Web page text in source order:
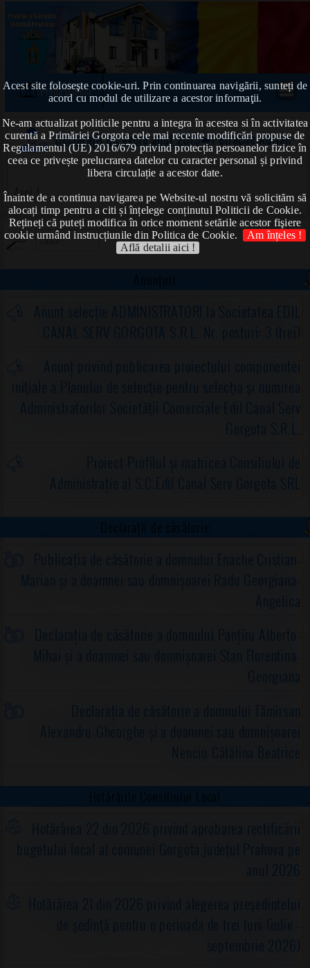
Acest site foloseşte cookie-uri. Prin continuarea navigării, sunteți de
acord cu modul de utilizare a acestor informaţii.
Ne-am actualizat politicile pentru a integra în acestea si în activitatea
curentă a Primăriei Gorgota cele mai recente modificări propuse de
Regulamentul (UE) 2016/679 privind protecția persoanelor fizice în
ceea ce privește prelucrarea datelor cu caracter personal și privind
libera circulație a acestor date.
Înainte de a continua navigarea pe Website-ul nostru vă solicităm să
alocați timp pentru a citi și înțelege conținutul Politicii de Cookie.
Rețineți că puteți modifica în orice moment setările acestor fişiere
cookie urmând instrucțiunile din Politica de Cookie.
Am înțeles !
Află detalii aici !
Prima pagină
Declarații de avere anul 2019➠Petrache Adrian
Aici !
Anunțuri
Anunț selecție ADMINISTRATORI la Societatea EDIL
CANAL SERV GORGOTA S.R.L. Nr. posturi: 3 (trei)
Anunț privind publicarea proiectului componentei
iniţiale a Planului de selecţie pentru selecţia şi numirea
Administratorilor Societăţii Comerciale Edil Canal Serv
Gorgota S.R.L.
Proiect-Profilul și matricea Consiliului de
Administrație al S.C.Edil Canal Serv Gorgota SRL
Declarații de căsătorie
Publicația de căsătorie a domnului Enache Cristian-
Marian și a doamnei sau domnișoarei Radu Georgiana-
Angelica
Declarația de căsătorie a domnului Panțîru Alberto-
Mihai și a doamnei sau domnișoarei Stan Florentina-
Georgiana
Declarația de căsătorie a domnului Tămîrsan
Alexandru-Gheorghe și a doamnei sau domnișoarei
Nenciu Cătălina Beatrice
Hotărârile Consiliului Local
Hotărârea 22 din 2026 privind aprobarea rectificării
bugetului local al comunei Gorgota,judeţul Prahova pe
anul 2026
Hotărârea 21 din 2026 privind alegerea preşedintelui
de şedinţă pentru o perioada de trei luni (iulie -
septembrie 2026)